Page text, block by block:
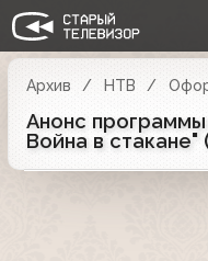
Архив НТВ
Анонс
Война в